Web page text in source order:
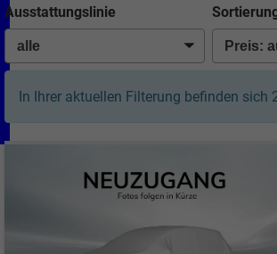
Ausstattungslinie
In Ihrer aktuellen Filterung befinden sich